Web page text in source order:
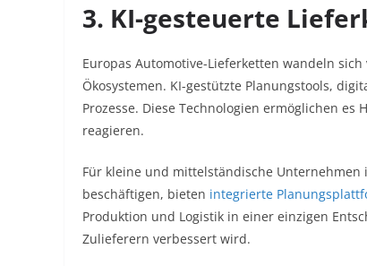
3. KI-gesteuerte
Europas Automotive-Lieferketten wandeln
Ökosystemen. KI-gestützte Planungstools,
Prozesse. Diese Technologien ermöglichen
reagieren.​
Für kleine und mittelständische
beschäftigen, bieten integrierte
Produktion und Logistik in einer einzigen
Zulieferern verbessert wird.​